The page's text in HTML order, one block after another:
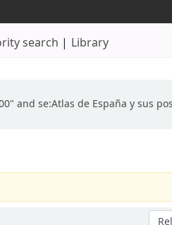
search Library
and se:Atlas de España y sus
Sort